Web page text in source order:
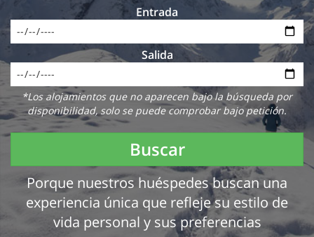
Entrada
Salida
*Los alojamientos que no aparecen bajo la búsqueda por
disponibilidad, solo se puede comprobar bajo petición.
Buscar
Porque nuestros huéspedes buscan una
experiencia única que refleje su estilo de
vida personal y sus preferencias